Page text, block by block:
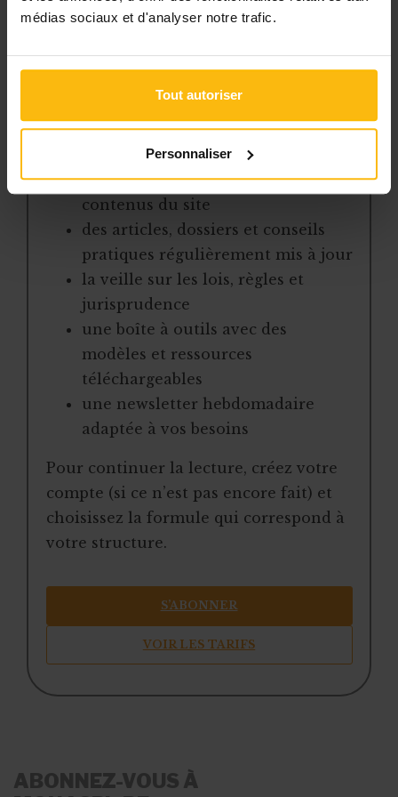
médias sociaux et d'analyser notre trafic.
Tout autoriser
Personnaliser
un accès complet à des ressources
pratiques et à une expertise actualisée
pour gérer efficacement votre ASBL.
l’accès libre à l’ensemble des
contenus du site
des articles, dossiers et conseils
pratiques régulièrement mis à jour
la veille sur les lois, règles et
jurisprudence
une boîte à outils avec des
modèles et ressources
téléchargeables
une newsletter hebdomadaire
adaptée à vos besoins
Pour continuer la lecture, créez votre
compte (si ce n’est pas encore fait) et
choisissez la formule qui correspond à
votre structure.
S’ABONNER
VOIR LES TARIFS
ABONNEZ-VOUS À